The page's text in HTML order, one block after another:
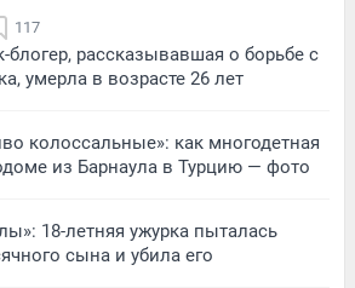
117
блогер, рассказывавшая о борьбе с
умерла в возрасте 26 лет
колоссальные»: как многодетная
из Барнаула в Турцию — фото
18-летняя ужурка пыталась
сына и убила его